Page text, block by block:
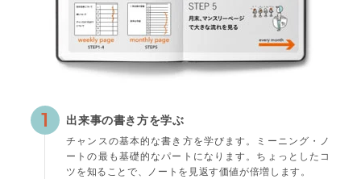
1 出来事の書き方を学ぶ
チャンスの基本的な書き方を学びます。ミーニング・ノ
ートの最も基礎的なパートになります。ちょっとしたコ
ツを知ることで、ノートを見返す価値が倍増します。